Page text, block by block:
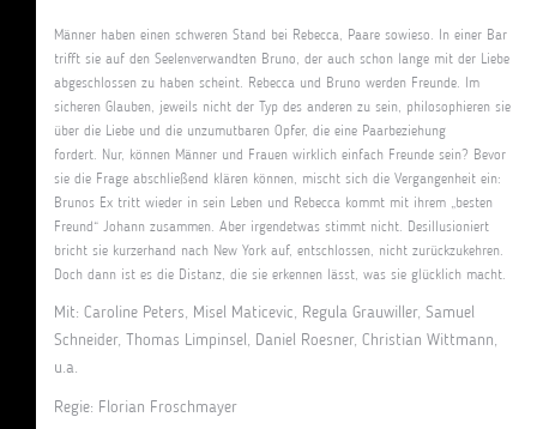
Männer haben einen schweren Stand bei Rebecca, Paare sowieso. In einer Bar
trifft sie auf den Seelenverwandten Bruno, der auch schon lange mit der Liebe
abgeschlossen zu haben scheint. Rebecca und Bruno werden Freunde. Im
sicheren Glauben, jeweils nicht der Typ des anderen zu sein, philosophieren sie
über die Liebe und die unzumutbaren Opfer, die eine Paarbeziehung
fordert. Nur, können Männer und Frauen wirklich einfach Freunde sein? Bevor
sie die Frage abschließend klären können, mischt sich die Vergangenheit ein:
Brunos Ex tritt wieder in sein Leben und Rebecca kommt mit ihrem „besten
Freund“ Johann zusammen. Aber irgendetwas stimmt nicht. Desillusioniert
bricht sie kurzerhand nach New York auf, entschlossen, nicht zurückzukehren.
Doch dann ist es die Distanz, die sie erkennen lässt, was sie glücklich macht.
Mit: Caroline Peters, Misel Maticevic, Regula Grauwiller, Samuel
Schneider, Thomas Limpinsel, Daniel Roesner, Christian Wittmann,
u.a.
Regie: Florian Froschmayer